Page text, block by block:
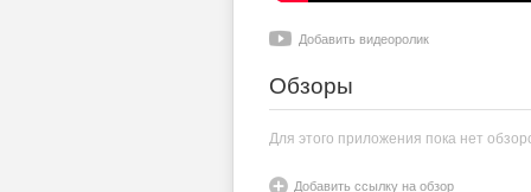
Добавить видеоролик
Обзоры
Для этого приложения пока нет
Добавить ссылку на обзор